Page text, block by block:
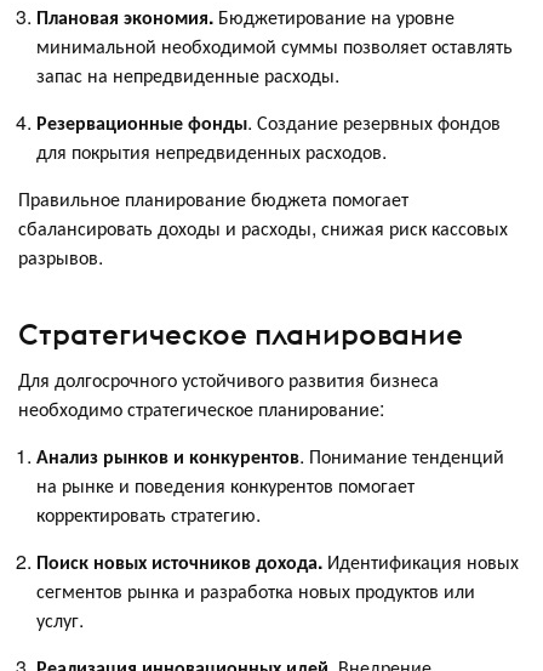
Плановая экономия. Бюджетирование на уровне
минимальной необходимой суммы позволяет оставлять
запас на непредвиденные расходы.
Резервационные фонды. Создание резервных фондов
для покрытия непредвиденных расходов.
Правильное планирование бюджета помогает
сбалансировать доходы и расходы, снижая риск кассовых
разрывов.
Стратегическое планирование
Для долгосрочного устойчивого развития бизнеса
необходимо стратегическое планирование:
Анализ рынков и конкурентов. Понимание тенденций
на рынке и поведения конкурентов помогает
корректировать стратегию.
Поиск новых источников дохода. Идентификация новых
сегментов рынка и разработка новых продуктов или
услуг.